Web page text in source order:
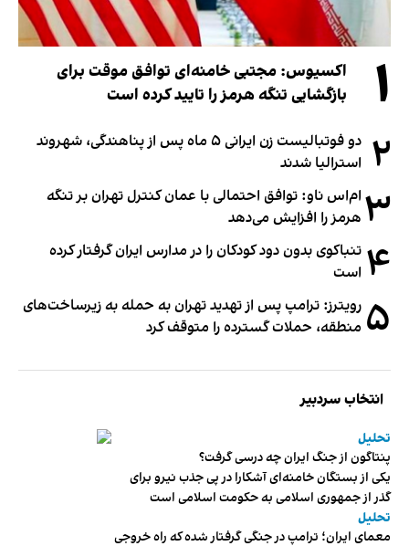
۱
اکسیوس: مجتبی خامنه‌ای توافق موقت برای
بازگشایی تنگه هرمز را تایید کرده است
۲
دو فوتبالیست زن ایرانی ۵ ماه پس از پناهندگی، شهروند
استرالیا شدند
۳ ام‌اس ناو: توافق احتمالی با عمان کنترل تهران بر تنگه
هرمز را افزایش می‌دهد
۴ تنباکوی بدون دود کودکان را در مدارس ایران گرفتار کرده
است
۵ رویترز: ترامپ پس از تهدید تهران به حمله به زیرساخت‌های
منطقه، حملات گسترده را متوقف کرد
انتخاب سردبیر
تحلیل
پنتاگون از جنگ ایران چه درسی گرفت؟
یکی از بستگان خامنه‌ای آشکارا در پی جذب نیرو برای
گذر از جمهوری اسلامی به حکومت اسلامی است
تحلیل
معمای ایران؛ ترامپ در جنگی گرفتار شده که راه خروجی